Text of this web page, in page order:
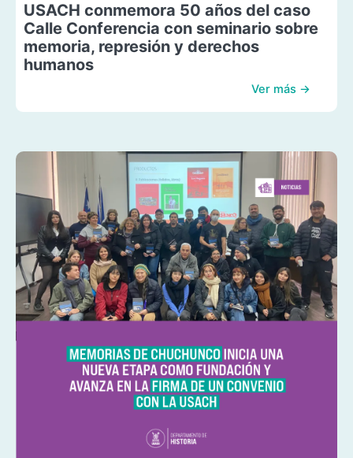
USACH conmemora 50 años del caso
Calle Conferencia con seminario sobre
memoria, represión y derechos
humanos
Ver más →